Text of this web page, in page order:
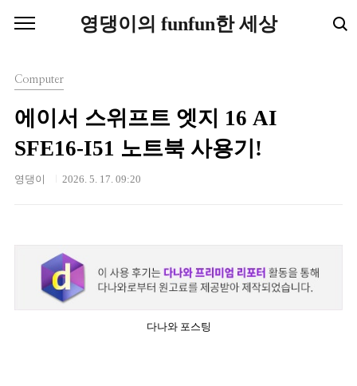
영댕이의 funfun한 세상
Computer
에이서 스위프트 엣지 16 AI
SFE16-I51 노트북 사용기!
영댕이 2026. 5. 17. 09:20
다나와 포스팅